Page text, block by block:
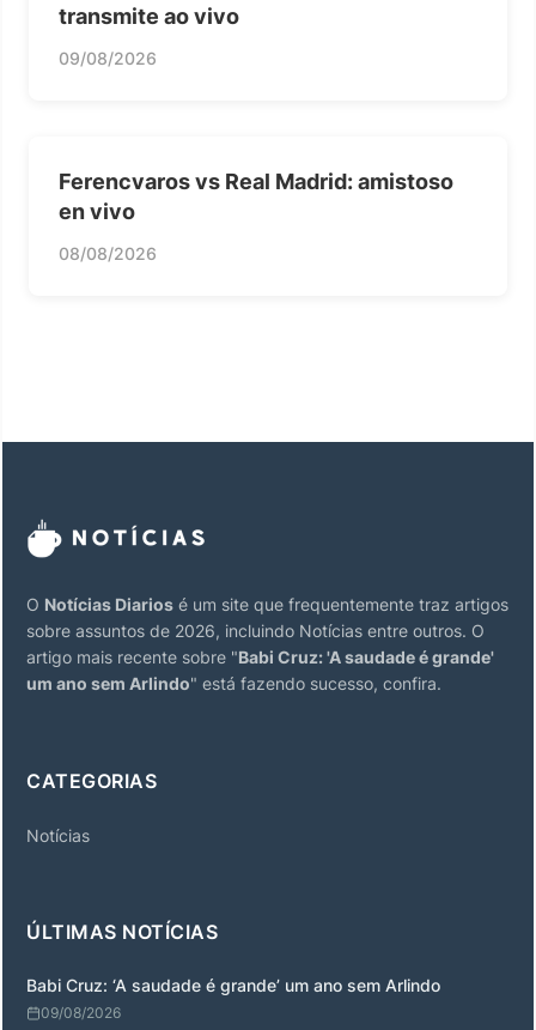
transmite ao vivo
09/08/2026
Ferencvaros vs Real Madrid: amistoso
en vivo
08/08/2026
O Notícias Diarios é um site que frequentemente traz artigos
sobre assuntos de 2026, incluindo Notícias entre outros. O
artigo mais recente sobre "Babi Cruz: 'A saudade é grande'
um ano sem Arlindo" está fazendo sucesso, confira.
CATEGORIAS
Notícias
ÚLTIMAS NOTÍCIAS
Babi Cruz: ‘A saudade é grande’ um ano sem Arlindo
09/08/2026